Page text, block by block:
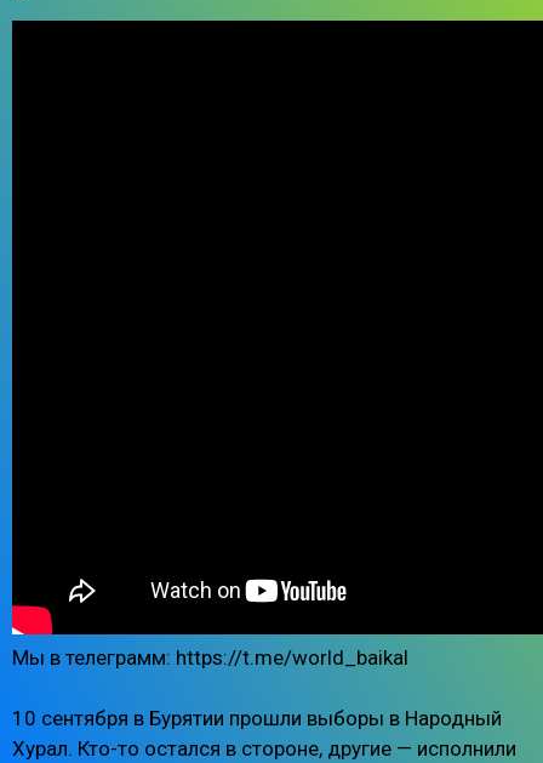
Мы в телеграмм: https://t.me/world_baikal
10 сентября в Бурятии прошли выборы в Народный
Хурал. Кто-то остался в стороне, другие — исполнили